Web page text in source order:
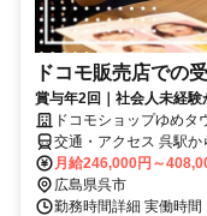
ドコモ販売店での
賞与年2回｜社会人未経
ドコモショップゆめタ
交通・アクセス 呉駅か
月給246,000円～
広島県呉市
勤務時間詳細 実働時